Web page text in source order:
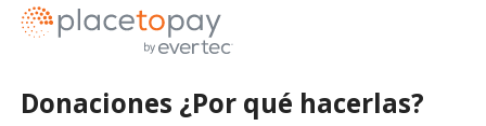
Donaciones ¿Por qué hacerlas?